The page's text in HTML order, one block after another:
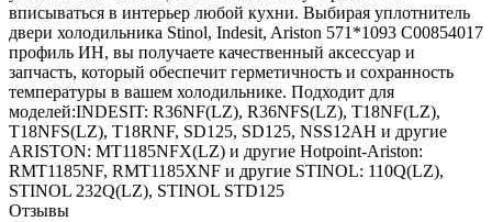
вписываться в интерьер любой кухни. Выбирая уплотнитель
двери холодильника Stinol, Indesit, Ariston 571*1093 C00854017
профиль ИН, вы получаете качественный аксессуар и
запчасть, который обеспечит герметичность и сохранность
температуры в вашем холодильнике. Подходит для
моделей:INDESIT: R36NF(LZ), R36NFS(LZ), T18NF(LZ),
T18NFS(LZ), T18RNF, SD125, SD125, NSS12AH и другие
ARISTON: MT1185NFX(LZ) и другие Hotpoint-Ariston:
RMT1185NF, RMT1185XNF и другие STINOL: 110Q(LZ),
STINOL 232Q(LZ), STINOL STD125
Отзывы